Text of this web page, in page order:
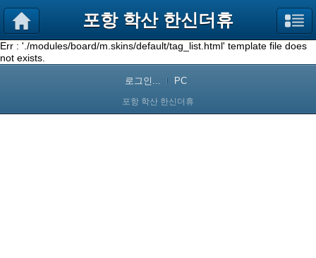
포항 학산 한신더휴
Err : './modules/board/m.skins/default/tag_list.html' template file does
not exists.
로그인... PC
포항 학산 한신더휴